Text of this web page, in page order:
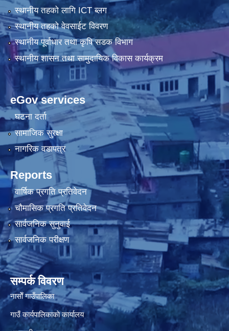
स्थानीय तहको लागि ICT ब्लग
स्थानीय तहको वेवसाईट विवरण
स्थानीय पूर्वाधार तथा कृषि सडक विभाग
स्थानीय शासन तथा सामुदायिक विकास कार्यक्रम
eGov services
घटना दर्ता
सामाजिक सुरक्षा
नागरिक वडापत्र
Reports
वार्षिक प्रगति प्रतिवेदन
चौमासिक प्रगति प्रतिवेदन
सार्वजनिक सुनुवाई
सार्वजनिक परीक्षण
सम्पर्क विवरण
नासाेँ गाउँपालिका
गाउँ कार्यपालिकाकाे कार्यालय